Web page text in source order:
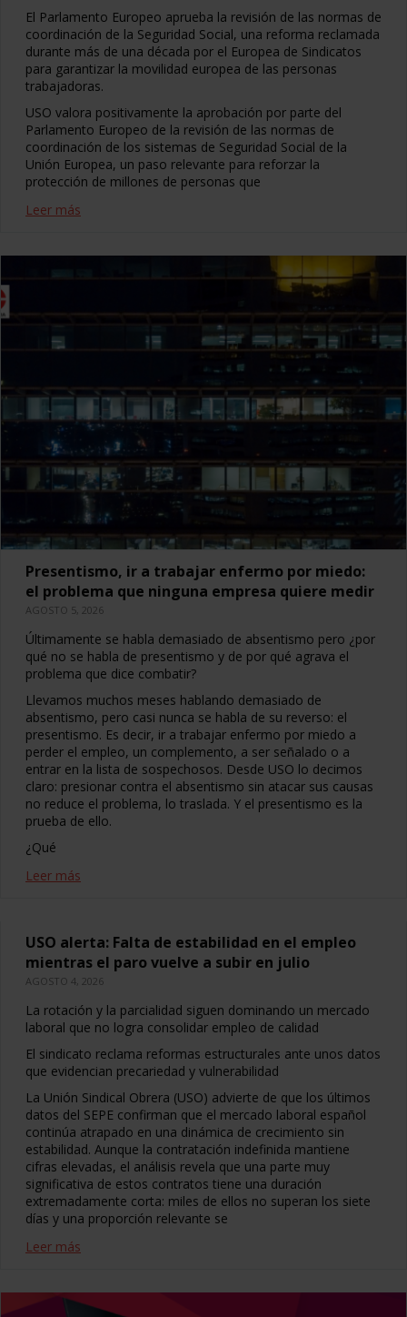
El Parlamento Europeo aprueba la revisión de las normas de
coordinación de la Seguridad Social, una reforma reclamada
durante más de una década por el Europea de Sindicatos
para garantizar la movilidad europea de las personas
trabajadoras.
USO valora positivamente la aprobación por parte del
Parlamento Europeo de la revisión de las normas de
coordinación de los sistemas de Seguridad Social de la
Unión Europea, un paso relevante para reforzar la
protección de millones de personas que
Leer más
Presentismo, ir a trabajar enfermo por miedo:
el problema que ninguna empresa quiere medir
AGOSTO 5, 2026
Últimamente se habla demasiado de absentismo pero ¿por
qué no se habla de presentismo y de por qué agrava el
problema que dice combatir?
Llevamos muchos meses hablando demasiado de
absentismo, pero casi nunca se habla de su reverso: el
presentismo. Es decir, ir a trabajar enfermo por miedo a
perder el empleo, un complemento, a ser señalado o a
entrar en la lista de sospechosos. Desde USO lo decimos
claro: presionar contra el absentismo sin atacar sus causas
no reduce el problema, lo traslada. Y el presentismo es la
prueba de ello.
¿Qué
Leer más
USO alerta: Falta de estabilidad en el empleo
mientras el paro vuelve a subir en julio
AGOSTO 4, 2026
La rotación y la parcialidad siguen dominando un mercado
laboral que no logra consolidar empleo de calidad
El sindicato reclama reformas estructurales ante unos datos
que evidencian precariedad y vulnerabilidad
La Unión Sindical Obrera (USO) advierte de que los últimos
datos del SEPE confirman que el mercado laboral español
continúa atrapado en una dinámica de crecimiento sin
estabilidad. Aunque la contratación indefinida mantiene
cifras elevadas, el análisis revela que una parte muy
significativa de estos contratos tiene una duración
extremadamente corta: miles de ellos no superan los siete
días y una proporción relevante se
Leer más